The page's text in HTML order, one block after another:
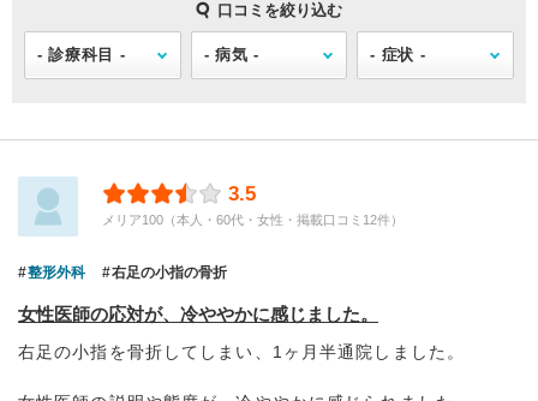
口コミを絞り込む
3.5
メリア100（本人・60代・女性・掲載口コミ12件）
整形外科 右足の小指の骨折
女性医師の応対が、冷ややかに感じました。
右足の小指を骨折してしまい、1ヶ月半通院しました。